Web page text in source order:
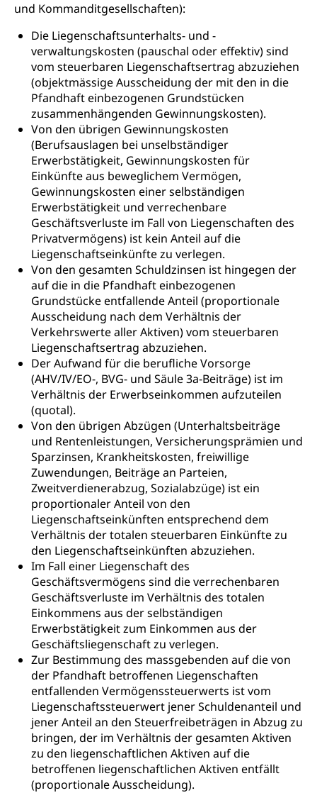
und Kommanditgesellschaften):
Die Liegenschaftsunterhalts- und -
verwaltungskosten (pauschal oder effektiv) sind
vom steuerbaren Liegenschaftsertrag abzuziehen
(objektmässige Ausscheidung der mit den in die
Pfandhaft einbezogenen Grundstücken
zusammenhängenden Gewinnungskosten).
Von den übrigen Gewinnungskosten
(Berufsauslagen bei unselbständiger
Erwerbstätigkeit, Gewinnungskosten für
Einkünfte aus beweglichem Vermögen,
Gewinnungskosten einer selbständigen
Erwerbstätigkeit und verrechenbare
Geschäftsverluste im Fall von Liegenschaften des
Privatvermögens) ist kein Anteil auf die
Liegenschaftseinkünfte zu verlegen.
Von den gesamten Schuldzinsen ist hingegen der
auf die in die Pfandhaft einbezogenen
Grundstücke entfallende Anteil (proportionale
Ausscheidung nach dem Verhältnis der
Verkehrswerte aller Aktiven) vom steuerbaren
Liegenschaftsertrag abzuziehen.
Der Aufwand für die berufliche Vorsorge
(AHV/IV/EO-, BVG- und Säule 3a-Beiträge) ist im
Verhältnis der Erwerbseinkommen aufzuteilen
(quotal).
Von den übrigen Abzügen (Unterhaltsbeiträge
und Rentenleistungen, Versicherungsprämien und
Sparzinsen, Krankheitskosten, freiwillige
Zuwendungen, Beiträge an Parteien,
Zweitverdienerabzug, Sozialabzüge) ist ein
proportionaler Anteil von den
Liegenschaftseinkünften entsprechend dem
Verhältnis der totalen steuerbaren Einkünfte zu
den Liegenschaftseinkünften abzuziehen.
Im Fall einer Liegenschaft des
Geschäftsvermögens sind die verrechenbaren
Geschäftsverluste im Verhältnis des totalen
Einkommens aus der selbständigen
Erwerbstätigkeit zum Einkommen aus der
Geschäftsliegenschaft zu verlegen.
Zur Bestimmung des massgebenden auf die von
der Pfandhaft betroffenen Liegenschaften
entfallenden Vermögenssteuerwerts ist vom
Liegenschaftssteuerwert jener Schuldenanteil und
jener Anteil an den Steuerfreibeträgen in Abzug zu
bringen, der im Verhältnis der gesamten Aktiven
zu den liegenschaftlichen Aktiven auf die
betroffenen liegenschaftlichen Aktiven entfällt
(proportionale Ausscheidung).